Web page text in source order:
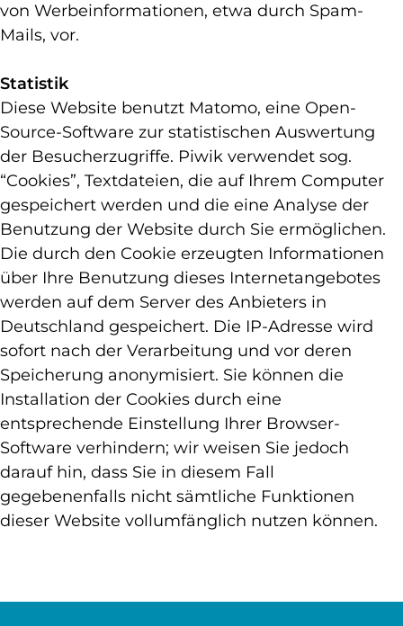
von Werbeinformationen, etwa durch Spam-
Mails, vor.
Statistik
Diese Website benutzt Matomo, eine Open-
Source-Software zur statistischen Auswertung
der Besucherzugriffe. Piwik verwendet sog.
“Cookies”, Textdateien, die auf Ihrem Computer
gespeichert werden und die eine Analyse der
Benutzung der Website durch Sie ermöglichen.
Die durch den Cookie erzeugten Informationen
über Ihre Benutzung dieses Internetangebotes
werden auf dem Server des Anbieters in
Deutschland gespeichert. Die IP-Adresse wird
sofort nach der Verarbeitung und vor deren
Speicherung anonymisiert. Sie können die
Installation der Cookies durch eine
entsprechende Einstellung Ihrer Browser-
Software verhindern; wir weisen Sie jedoch
darauf hin, dass Sie in diesem Fall
gegebenenfalls nicht sämtliche Funktionen
dieser Website vollumfänglich nutzen können.